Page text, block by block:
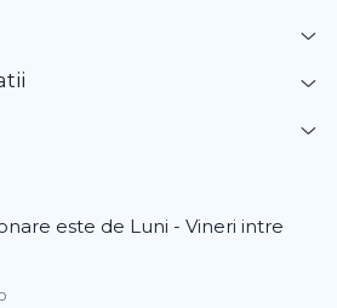
este de Luni - Vineri intre